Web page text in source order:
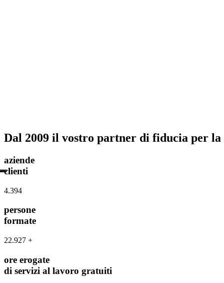
Dal 2009 il vostro partner di fiducia per la
aziende
clienti
4.500
persone
formate
28.968 +
ore erogate
di servizi al lavoro gratuiti